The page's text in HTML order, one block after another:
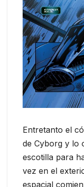
Entretanto el
de Cyborg y lo
escotilla para
vez en el
espacial